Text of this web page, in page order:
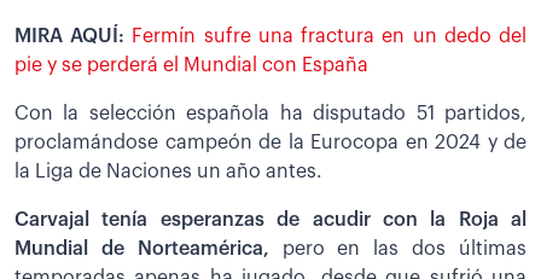
MIRA AQUÍ: Fermín sufre una fractura en un dedo del
pie y se perderá el Mundial con España
Con la selección española ha disputado 51 partidos,
proclamándose campeón de la Eurocopa en 2024 y de
la Liga de Naciones un año antes.
Carvajal tenía esperanzas de acudir con la Roja al
Mundial de Norteamérica, pero en las dos últimas